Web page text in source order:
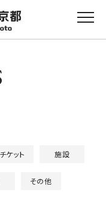
チケット 施設
その他